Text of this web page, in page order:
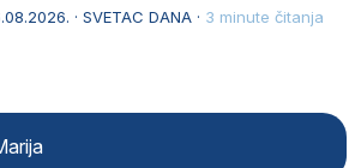
· SVETAC DANA · 3 minute čitanja